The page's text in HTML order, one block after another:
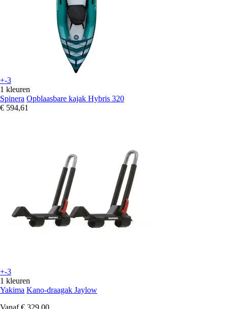
+-3
1 kleuren
Spinera Opblaasbare kajak Hybris 320
€ 594,61
+-3
1 kleuren
Yakima Kano-draagak Jaylow
Vanaf € 329,00